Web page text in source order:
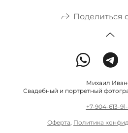
Поделиться
Михаил
Свадебный и портретный
+7-904-613-
Оферта, Политика